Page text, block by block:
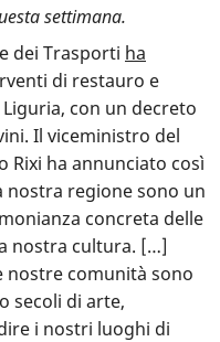
settimana.
dei Trasporti ha
di restauro e
con un decreto
Il viceministro del
Rixi ha annunciato così
nostra regione sono un
concreta delle
nostra cultura. […]
nostre comunità sono
secoli di arte,
i nostri luoghi di